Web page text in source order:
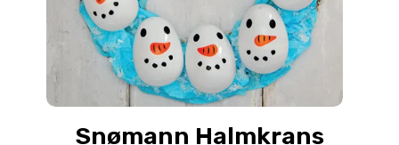
Snømann Halmkrans